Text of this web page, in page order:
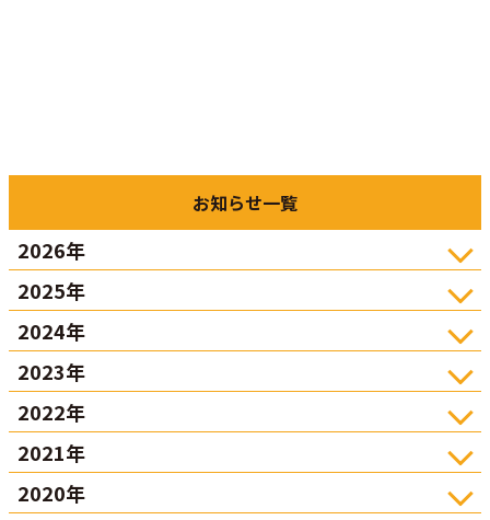
お知らせ一覧
2026年
2025年
2024年
2023年
2022年
2021年
2020年